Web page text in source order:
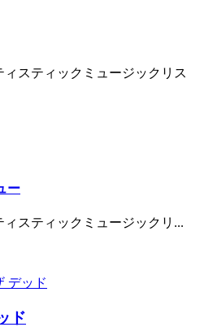
スティックミュージックリス
ー
スティックミュージックリ...
ド